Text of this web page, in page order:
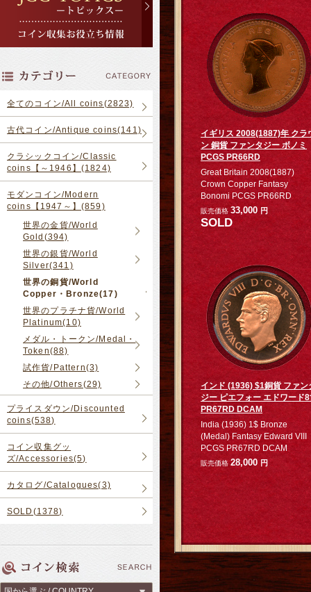
全てのコイン/All coins(2823)
古代コイン/Antique coins(141)
クラシックコイン/Classic
coins【～1946】(1824)
モダンコイン/Modern
coins【1947～】(859)
世界の金貨/World
Gold(394)
世界の銀貨/World
Silver(341)
世界の銅貨/World
Copper・Bronze(17)
世界のプラチナ貨/World
Platinum(10)
メダル・トークン/Medal・
Token(88)
試作貨/Pattern(3)
その他/Others(29)
プライスダウン/Discounted
coins(538)
コイン収集グッ
ズ/Accessories(5)
カタログ/Catalogues(3)
SOLD(1378)
イギリス 2008(1887)年 クラ
ン 銅貨 ファンタジー ボノミ
PCGS PR66RD
Great Britain 2008(1887)
Crown Copper Fantasy
Bonomi PCGS PR66RD
販売価格 33,000 円
SOLD
インド (1936) $1銅貨 ファン
ジー ピエフォー エドワード8
PR67RD DCAM
India (1936) 1$ Bronze
(Medal) Fantasy Edward VIII
PCGS PR67RD DCAM
販売価格28,000 円